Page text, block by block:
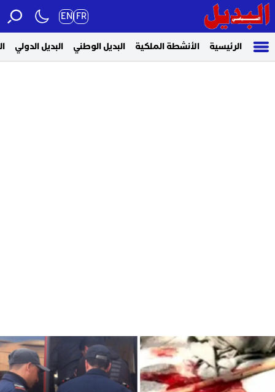
FR
EN
الرئيسية الأنشطة الملكية البديل الوطني البديل الدولي